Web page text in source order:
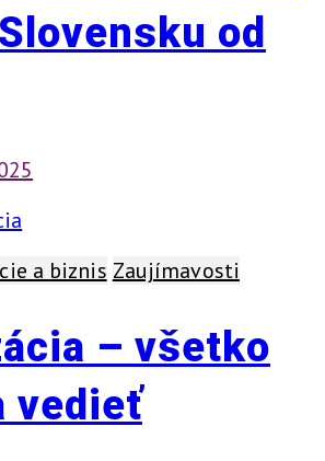
od
a biznis Zaujímavosti
– všetko
vedieť